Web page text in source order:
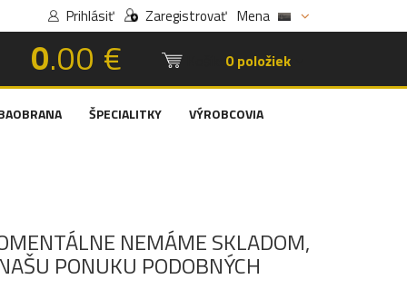
Prihlásiť Zaregistrovať Mena
0.00 € 0 položiek
ŠPECIALITKY VÝROBCOVIA
NEMÁME SKLADOM,
PONUKU PODOBNÝCH